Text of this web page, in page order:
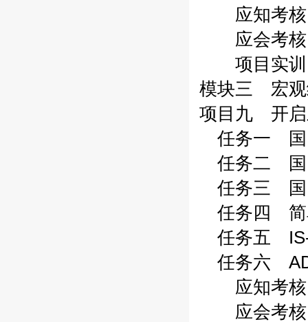
应知考核
应会考核
项目实训
模块三 宏观
项目九 开启
任务一 国
任务二 国
任务三 国
任务四 简
任务五 IS-
任务六
应知考核
应会考核